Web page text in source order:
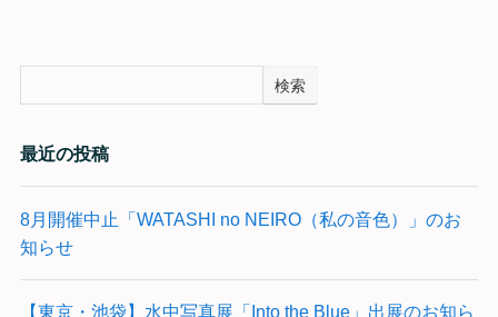
検索
最近の投稿
8月開催中止「WATASHI no NEIRO（私の音色）」のお
知らせ
【東京・池袋】水中写真展「Into the Blue」出展のお知ら